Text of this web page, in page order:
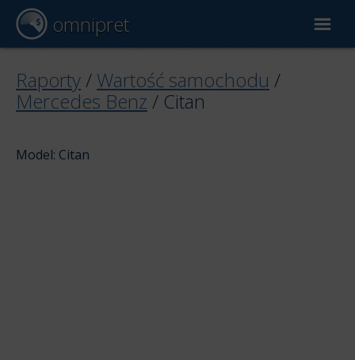
omnipret
Wycena samochodu
Raporty / Wartość samochodu /
Mercedes Benz / Citan
Model: Citan